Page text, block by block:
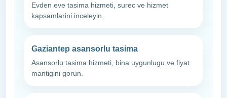
Evden eve tasima hizmeti, surec ve hizmet
kapsamlarini inceleyin.
Gaziantep asansorlu tasima
Asansorlu tasima hizmeti, bina uygunlugu ve fiyat
mantigini gorun.